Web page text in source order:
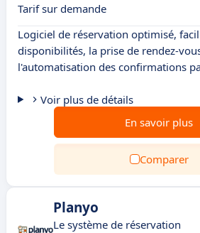
Tarif sur demande
Logiciel de réservation optimisé,
disponibilités, la prise de rendez-
l'automatisation des confirmations
Voir plus de détails
En savoir plus
Comparer
Planyo
Le système de réservation